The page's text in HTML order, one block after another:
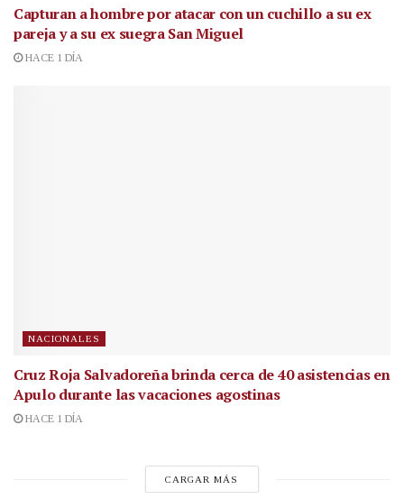
Capturan a hombre por atacar con un cuchillo a su ex
pareja y a su ex suegra San Miguel
HACE 1 DÍA
NACIONALES
Cruz Roja Salvadoreña brinda cerca de 40 asistencias en
Apulo durante las vacaciones agostinas
HACE 1 DÍA
CARGAR MÁS